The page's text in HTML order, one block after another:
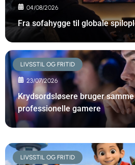
04/08/2026
Fra sofahygge til globale
LIVSSTIL OG FRITID
23/07/2026
Krydsordsløsere bruger
professionelle gamere
LIVSSTIL OG FRITID